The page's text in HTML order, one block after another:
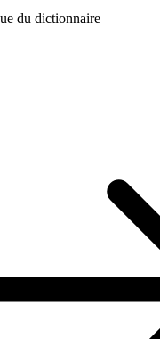
du dictionnaire